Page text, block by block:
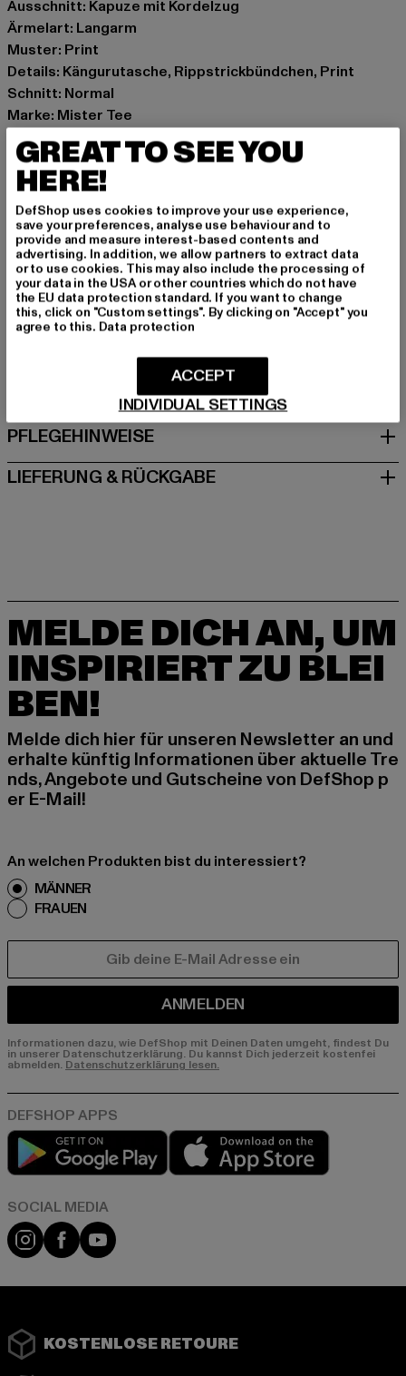
Ausschnitt: Kapuze mit Kordelzug
Ärmelart: Langarm
Muster: Print
Details: Kängurutasche, Rippstrickbündchen, Print
Schnitt: Normal
Marke: Mister Tee
Kat.: Sweat & Fleece - Hoodies
Farbe: schwarz
Hersteller Farbe: black
Materialzusammensetzung: 65% Baumwolle, 35%
Polyester
Art.Nr: MT2885-00007
Hersteller: TB International GmbH |info@tbint.de
Dr.-Robert-Murjahn-Straße 7 | 64372 Ober-Ramstadt |
DE
GRÖSSE & PASSFORM
PFLEGEHINWEISE
LIEFERUNG & RÜCKGABE
MELDE DICH AN, UM
INSPIRIERT ZU BLEI
BEN!
Melde dich hier für unseren Newsletter an und
erhalte künftig Informationen über aktuelle Tre
nds, Angebote und Gutscheine von DefShop p
er E-Mail!
An welchen Produkten bist du interessiert?
MÄNNER
FRAUEN
ANMELDEN
Informationen dazu, wie DefShop mit Deinen Daten umgeht, findest Du
in unserer Datenschutzerklärung. Du kannst Dich jederzeit kostenfei
abmelden. Datenschutzerklärung lesen.
Play market
Instagram
FacebookYouTube
KOSTENLOSE RETOURE
GREAT TO SEE YOU
HERE!
DefShop uses cookies to improve your use experience,
save your preferences, analyse use behaviour and to
provide and measure interest-based contents and
advertising. In addition, we allow partners to extract data
or to use cookies. This may also include the processing of
your data in the USA or other countries which do not have
the EU data protection standard. If you want to change
this, click on "Custom settings". By clicking on "Accept" you
agree to this. Data protection
INDIVIDUAL SETTINGS
ACCEPT